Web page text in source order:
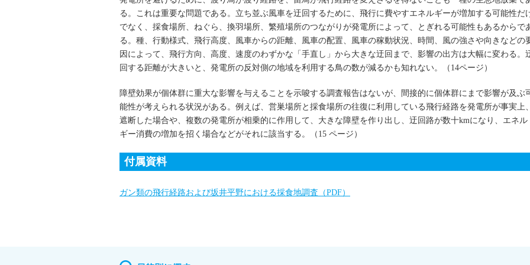
る。これは重要な問題である。立ち並ぶ風車を迂回するために、飛行に費やすエネルギーが増加する可能性だ
でなく、採食場所、ねぐら、換羽場所、繁殖場所のつながりが発電所によって、とぎれる可能性もあるからで
る。種、行動様式、飛行高度、風車からの距離、風車の配置、風車の稼動状況、時間、風の強さや向きなどの
因によって、飛行方向、高度、速度のわずかな「手直し」から大きな迂回まで、影響の出方は大幅に変わる。
回する距離が大きいと、発電所の反対側の地域を利用する鳥の数が減るかも知れない。（14ページ）
障壁効果が個体群に重大な影響を与えることを示唆する調査報告はないが、間接的に個体群にまで影響が及ぶ
能性が考えられる状況がある。例えば、営巣場所と採食場所の往復に利用している飛行経路を発電所が事実上、
遮断した場合や、複数の発電所が相乗的に作用して、大きな障壁を作り出し、迂回路が数十kmになり、エネル
ギー消費の増加を招く場合などがそれに該当する。（15 ページ）
付属資料
ガン類の飛行経路および坂井平野における採食地調査（PDF）